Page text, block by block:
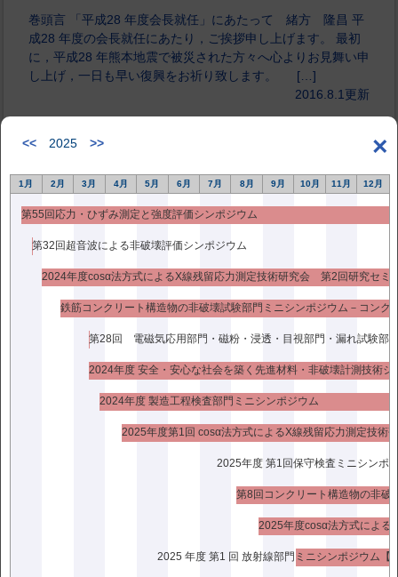
×
<< 2025 >>
1月 2月 3月 4月 5月 6月 7月 8月 9月 10月 11月 12月
第55回応力・ひずみ測定と強度評価シンポジウム
第32回超音波による非破壊評価シンポジウム
2024年度cosα法方式によるX線残留応力測定技術研究会 第2回研究セミ
2024年度 安全・安心な社会を築く先進材料・非破壊計測技術シ
2024年度 製造工程検査部門ミニシンポジウム
2025年度第1回 cosα法方式によるX線残留応力測定技術
2025年度 第1回保守検査ミニシンポ
2025年度cosα法方式によ
2025 年度 第1 回 放射線部門ミニシンポジウム【
巻頭言 「平成28 年度会長就任」にあたって 緒方 隆昌 平
成28 年度の会長就任にあたり，ご挨拶申し上げます。 最初
に，平成28 年熊本地震で被災された方々へ心よりお見舞い申
し上げ，一日も早い復興をお祈り致します。 […]
2016.8.1更新
嶋 正道 複合材料は異なる材料を組み合わせることにより，
各々の特性以上の向上が得られた材料です。強化材は固くて
強い性質を持っており，これを樹脂などで固めて成形したも
[…]
2016.7.1更新
2016年6月号バックナンバー
刊行にあたって 林 純一郎 近年の高齢化社会に伴い，
生産現場では人的コスト削減が課題となり検査員の労力軽減
や自動化された検査装置などが求められています。また計算
2016.6.1更新
巻頭言 「原発事故に対応する放射線の計測と可視化，原発建